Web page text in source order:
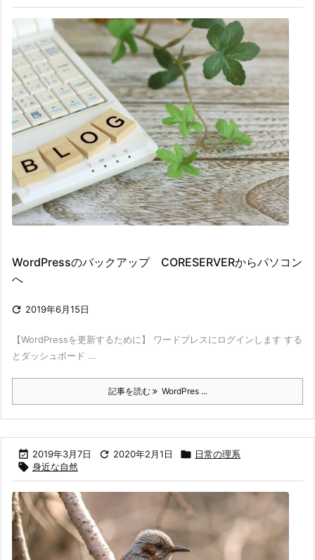
WordPressのバックアップ CORESERVERからパソコン
へ
 2019年6月15日
【WordPressを更新するために】 ワードプレスにログインします する
とダッシュボード ...
記事を読む WordPres ...
 2019年3月7日  2020年2月1日  日常の理系
 身近な自然